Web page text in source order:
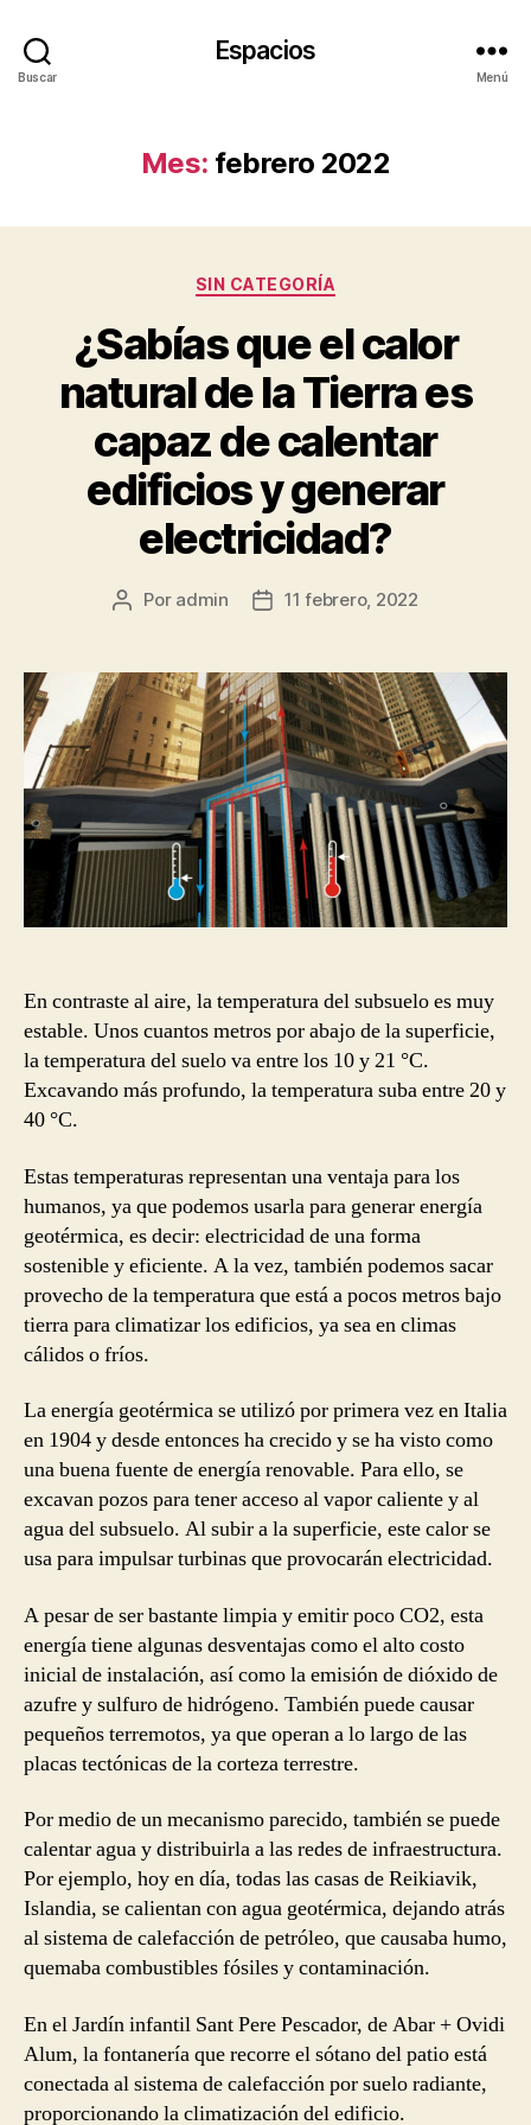
Buscar
Espacios
Menú
Mes: febrero 2022
Categorías
SIN CATEGORÍA
¿Sabías que el calor
natural de la Tierra es
capaz de calentar
edificios y generar
electricidad?
Autor
publicación
Por admin
Fecha
publicación
11 febrero, 2022
En contraste al aire, la temperatura del subsuelo es muy
estable. Unos cuantos metros por abajo de la superficie,
la temperatura del suelo va entre los 10 y 21 °C.
Excavando más profundo, la temperatura suba entre 20 y
40 °C.
Estas temperaturas representan una ventaja para los
humanos, ya que podemos usarla para generar energía
geotérmica, es decir: electricidad de una forma
sostenible y eficiente. A la vez, también podemos sacar
provecho de la temperatura que está a pocos metros bajo
tierra para climatizar los edificios, ya sea en climas
cálidos o fríos.
La energía geotérmica se utilizó por primera vez en Italia
en 1904 y desde entonces ha crecido y se ha visto como
una buena fuente de energía renovable. Para ello, se
excavan pozos para tener acceso al vapor caliente y al
agua del subsuelo. Al subir a la superficie, este calor se
usa para impulsar turbinas que provocarán electricidad.
A pesar de ser bastante limpia y emitir poco CO2, esta
energía tiene algunas desventajas como el alto costo
inicial de instalación, así como la emisión de dióxido de
azufre y sulfuro de hidrógeno. También puede causar
pequeños terremotos, ya que operan a lo largo de las
placas tectónicas de la corteza terrestre.
Por medio de un mecanismo parecido, también se puede
calentar agua y distribuirla a las redes de infraestructura.
Por ejemplo, hoy en día, todas las casas de Reikiavik,
Islandia, se calientan con agua geotérmica, dejando atrás
al sistema de calefacción de petróleo, que causaba humo,
quemaba combustibles fósiles y contaminación.
En el Jardín infantil Sant Pere Pescador, de Abar + Ovidi
Alum, la fontanería que recorre el sótano del patio está
conectada al sistema de calefacción por suelo radiante,
proporcionando la climatización del edificio.